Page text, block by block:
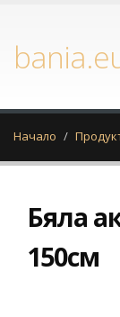
Начало
Бяла
150см